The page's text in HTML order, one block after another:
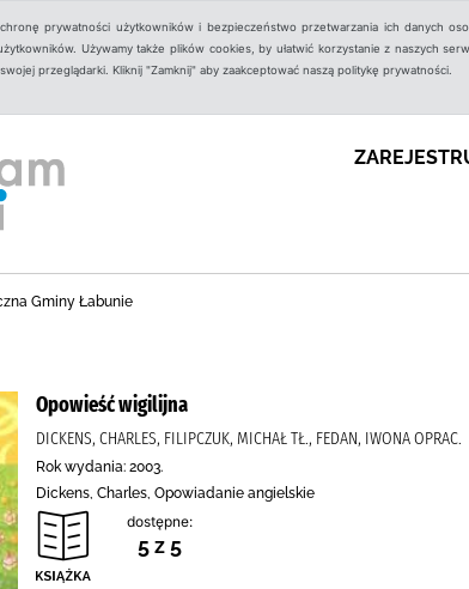
prywatności użytkowników i bezpieczeństwo przetwarzania ich danych
Używamy także plików cookies, by ułatwić korzystanie z naszych
przeglądarki. Kliknij "Zamknij" aby zaakceptować naszą politykę prywatności.
Gminy Łabunie
Opowieść wigilijna
DICKENS, CHARLES, FILIPCZUK, MICHAŁ TŁ., FEDAN, IWONA OPRAC.
Rok wydania: 2003.
Dickens, Charles, Opowiadanie angielskie
dostępne:
5 z 5